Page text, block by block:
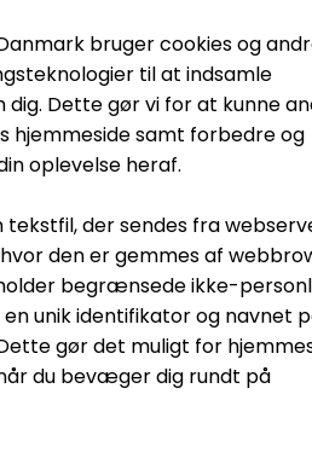
bruger cookies og
til at indsamle
dig. Dette gør vi for at kunne
hjemmeside samt forbedre og
oplevelse heraf.
tekstfil, der sendes fra
den er gemmes af
begrænsede ikke-
unik identifikator og navnet
gør det muligt for
du bevæger dig rundt på